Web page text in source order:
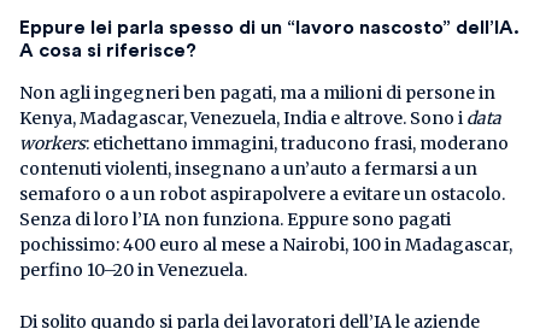
Eppure lei parla spesso di un “lavoro nascosto” dell’IA.
A cosa si riferisce?
Non agli ingegneri ben pagati, ma a milioni di persone in
Kenya, Madagascar, Venezuela, India e altrove. Sono i data
workers: etichettano immagini, traducono frasi, moderano
contenuti violenti, insegnano a un’auto a fermarsi a un
semaforo o a un robot aspirapolvere a evitare un ostacolo.
Senza di loro l’IA non funziona. Eppure sono pagati
pochissimo: 400 euro al mese a Nairobi, 100 in Madagascar,
perfino 10–20 in Venezuela.
Di solito quando si parla dei lavoratori dell’IA le aziende